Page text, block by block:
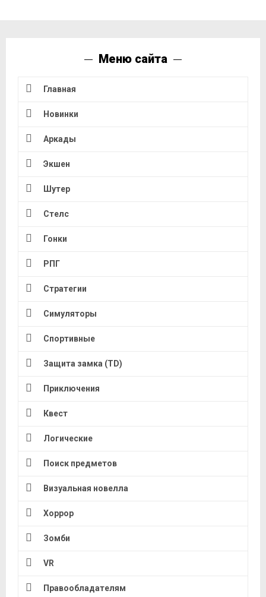
Меню сайта
Главная
Новинки
Аркады
Экшен
Шутер
Стелс
Гонки
РПГ
Стратегии
Симуляторы
Спортивные
Защита замка (TD)
Приключения
Квест
Логические
Поиск предметов
Визуальная новелла
Хоррор
Зомби
VR
Правообладателям